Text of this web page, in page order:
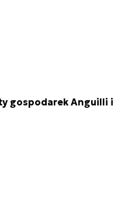
gospodarek Anguilli i